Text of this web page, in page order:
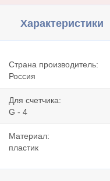
Характеристики
Страна производитель:
Россия
Для счетчика:
G - 4
Материал:
пластик